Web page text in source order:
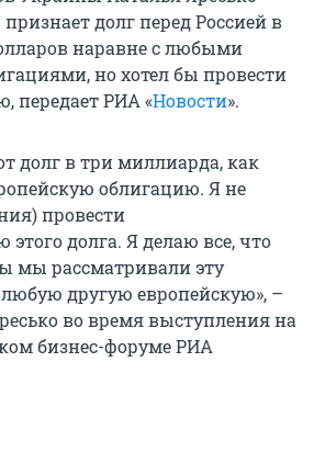
долг перед Россией в
наравне с любыми
но хотел бы провести
передает РИА «Новости».
долг в три миллиарда, как
облигацию. Я не
провести
этого долга. Я делаю все, что
мы рассматривали эту
другую европейскую», –
во время выступления на
бизнес-форуме РИА